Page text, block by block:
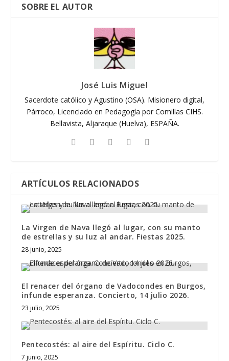
SOBRE EL AUTOR
José Luis Miguel
Sacerdote católico y Agustino (OSA). Misionero digital,
Párroco, Licenciado en Pedagogía por Comillas CIHS.
Bellavista, Aljaraque (Huelva), ESPAÑA.
ARTÍCULOS RELACIONADOS
La Virgen de Nava llegó al lugar, con su manto
de estrellas y su luz al andar. Fiestas 2025.
28 junio, 2025
El renacer del órgano de Vadocondes en Burgos,
infunde esperanza. Concierto, 14 julio 2026.
23 julio, 2025
Pentecostés: al aire del Espíritu. Ciclo C.
7 junio, 2025